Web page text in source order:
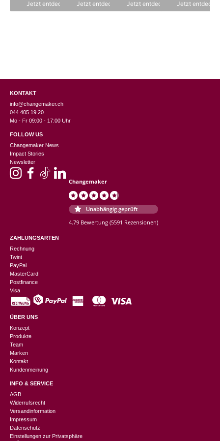
Jetzt entdecken Jetzt entdecken Jetzt entdecken Jetzt
KONTAKT
info@changemaker.ch
044 405 19 20
Mo - Fr 09:00 - 17:00 Uhr
FOLLOW US
Changemaker News
Impact Stories
Newsletter
Changemaker
Unabhängig geprüft
4.79 Bewertung (5591 Rezensionen)
ZAHLUNGSARTEN
Rechnung
Twint
PayPal
MasterCard
Postfinance
Visa
ÜBER UNS
Konzept
Produkte
Team
Marken
Kontakt
Kundenmeinung
INFO & SERVICE
AGB
Widerrufsrecht
Versandinformation
Impressum
Datenschutz
Einstellungen zur Privatsphäre